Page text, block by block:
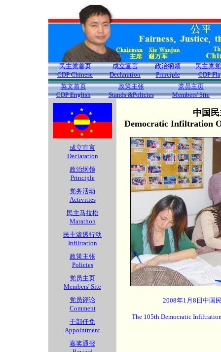
民主党首页
CDP Chinese
成立宣言
Declaration
政治纲领
Principle
民主党
CDP
英文首页
CDP English
政策主张
Stands &Policies
党员主页
Members' Site
成立宣言
Declaration
政治纲领
Principle
党务活动
Activities
民主马拉松
Marathon
民主渗透行动
Infiltration
政策主张
Policies
党员主页
Members' Site
党员评论
Comment
干部任免
Appointment
嘉奖通报
中国
Democratic Infiltration
2008年1月8日中国
The 105th Democratic